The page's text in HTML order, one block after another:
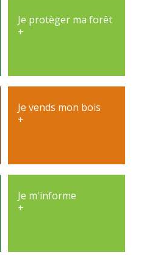
Je protèger ma forêt
+
Je vends mon bois
+
Je m'informe
+